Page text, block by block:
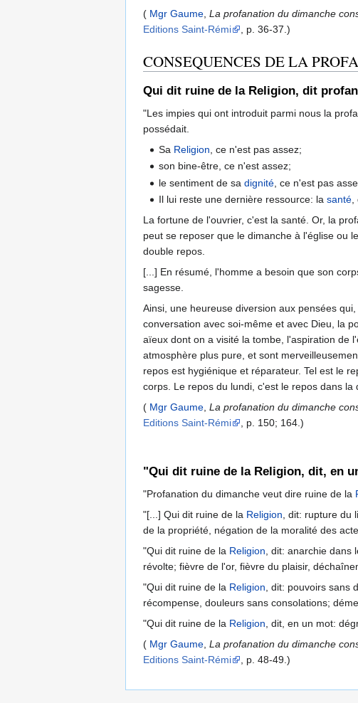
( Mgr Gaume, La profanation du dimanche
Editions Saint-Rémi
, p. 36-37.)
CONSEQUENCES DE LA
Qui dit ruine de la Religion, dit
"Les impies qui ont introduit parmi nous la
possédait.
Sa Religion , ce n'est pas assez;
son bine-être, ce n'est assez;
le sentiment de sadignité , ce n'est pas
Il lui reste une dernière ressource: lasanté,
La fortune de l'ouvrier, c'est la santé. Or, la
peut se reposer que le dimanche à l'église ou
double repos.
[...] En résumé, l'homme a besoin que son
sagesse.
Ainsi, une heureuse diversion aux pensées
conversation avec soi-même et avec Dieu, la
aïeux dont on a visité la tombe, l'aspiration de
atmosphère plus pure, et sont
repos est hygiénique et réparateur. Tel est le
corps. Le repos du lundi, c'est le repos dans
( Mgr Gaume, La profanation du dimanche
Editions Saint-Rémi
, p. 150; 164.)
"Qui dit ruine de la Religion, dit, en
"Profanation du dimanche veut dire ruine de la
"[...] Qui dit ruine de la Religion , dit: rupture
de la propriété, négation de la moralité des
"Qui dit ruine de la Religion , dit: anarchie
révolte; fièvre de l'or, fièvre du plaisir,
"Qui dit ruine de la Religion , dit: pouvoirs
récompense, douleurs sans consolations;
"Qui dit ruine de la Religion , dit, en un mot:
( Mgr Gaume La profanation du dimanche
Editions Saint-Rémi
, p. 48-49.)